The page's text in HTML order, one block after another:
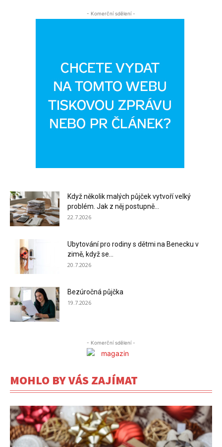
- Komerční sdělení -
Když několik malých půjček vytvoří velký
problém. Jak z něj postupně...
22.7.2026
Ubytování pro rodiny s dětmi na Benecku v
zimě, když se...
20.7.2026
Bezúročná půjčka
19.7.2026
- Komerční sdělení -
MOHLO BY VÁS ZAJÍMAT